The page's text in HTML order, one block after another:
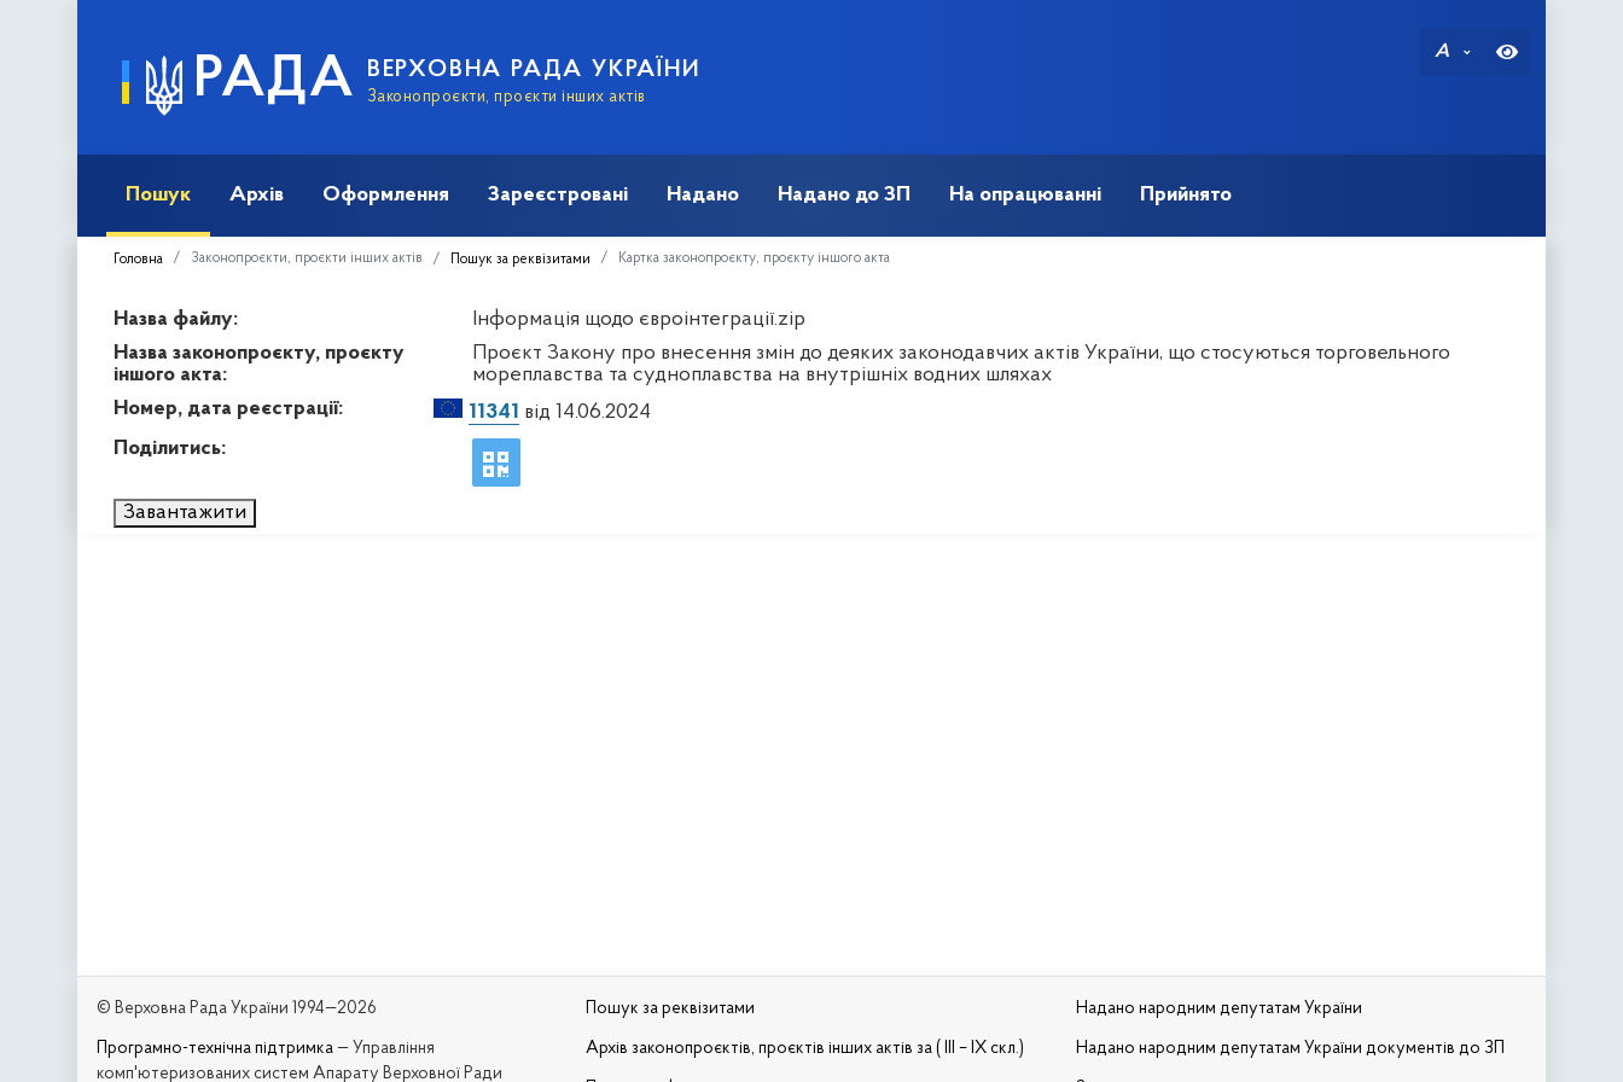
РАДА ВЕРХОВНА РАДА УКРАЇНИ
Законопроєкти, проєкти інших актів
A
Пошук Архів Оформлення Зареєстровані Надано Надано до ЗП На опрацюванні Прийнято
Головна Законопроєкти, проєкти інших актів Пошук за реквізитами Картка законопроєкту, проєкту іншого акта
Назва файлу:
Інформація щодо євроінтеграції.zip
Назва законопроєкту, проєкту
іншого акта:
Проєкт Закону про внесення змін до деяких законодавчих актів України, що стосуються торговельного
мореплавства та судноплавства на внутрішніх водних шляхах
Номер, дата реєстрації:
11341 від 14.06.2024
Поділитись:
Завантажити
© Верховна Рада України 1994—2026
Програмно-технічна підтримка — Управління
комп'ютеризованих систем Апарату Верховної Ради
Пошук за реквізитами
Архів законопроєктів, проєктів інших актів за ( III – IX скл.)
Надано народним депутатам України
Надано народним депутатам України документів до ЗП